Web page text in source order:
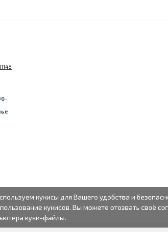
кукисы для Вашего удобства и
кукисов. Вы можете отозвать своё
куки-файлы.